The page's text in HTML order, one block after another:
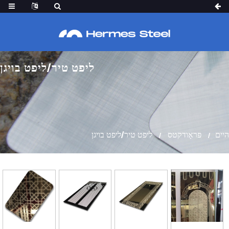
ליפט טיר/ליפט בויגן
היים פּראָודקטס ליפט טיר/ליפט בויגן